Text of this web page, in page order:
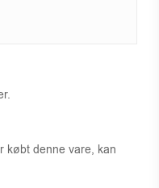
købt denne vare, kan